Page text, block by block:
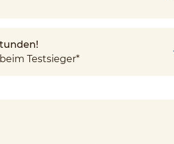
Testsieger*